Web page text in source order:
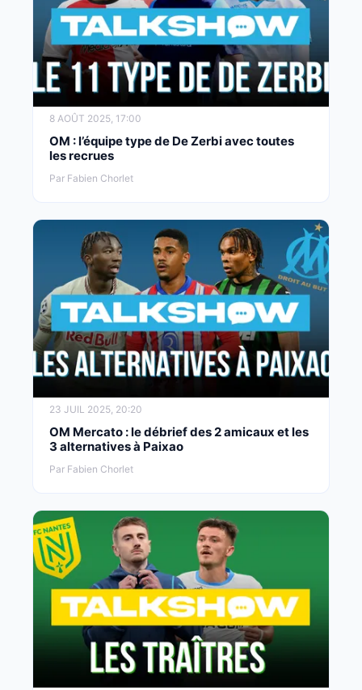
8 AOÛT 2025, 17:00
OM : l’équipe type de De Zerbi avec toutes
les recrues
Par Fabien Chorlet
23 JUIL 2025, 20:20
OM Mercato : le débrief des 2 amicaux et les
3 alternatives à Paixao
Par Fabien Chorlet